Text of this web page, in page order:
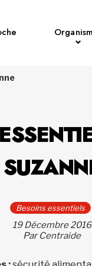
Besoins essentiels
19 Décembre 2016
Par Centraide